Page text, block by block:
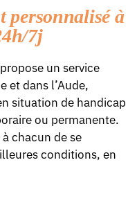
personnalisé à
7j
un service
et dans l’Aude,
situation de handicap
ou permanente.
chacun de se
conditions, en